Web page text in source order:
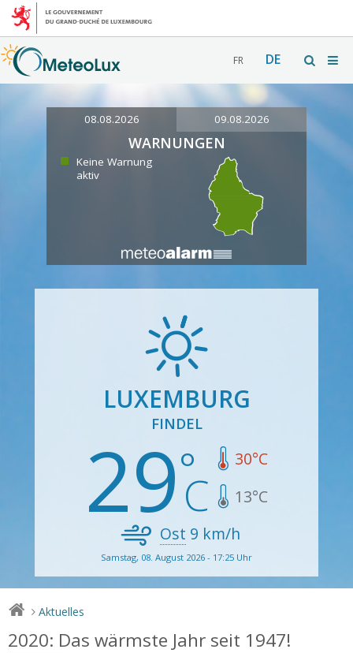
FR DE
08.08.2026 09.08.2026
WARNUNGEN
Keine Warnung
aktiv
LUXEMBURG
FINDEL
29 30°C
13°C
Ost 9 km/h
Samstag, 08. August 2026 - 17:25 Uhr
> Aktuelles
2020: Das wärmste Jahr seit 1947!